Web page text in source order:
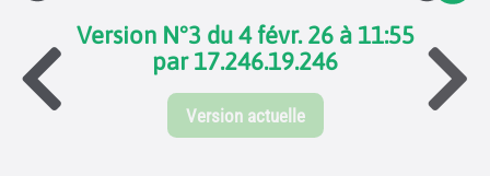
Version N°3 du 4 févr. 26 à 11:55
par 17.246.19.246
Version actuelle